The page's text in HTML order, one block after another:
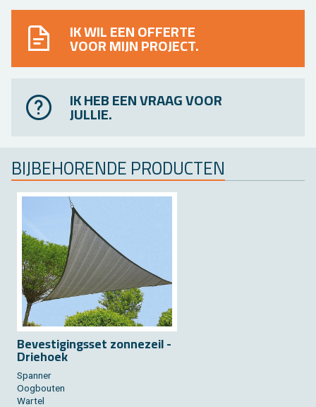
IK WIL EEN OFFERTE
VOOR MIJN PROJECT.
IK HEB EEN VRAAG VOOR
JULLIE.
BIJ­BE­HO­REN­DE PRO­DUC­TEN
Be­ves­ti­gings­set zon­ne­zeil -
Drie­hoek
Span­ner
Oog­bou­ten
War­tel